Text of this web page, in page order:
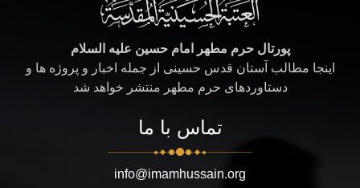
پورتال حرم مطهر امام حسین علیه السلام
اینجا مطالب آستان قدس حسینی از جمله اخبار و پروژه ها و
دستاوردهای حرم مطهر منتشر خواهد شد
تماس با ما
info@imamhussain.org